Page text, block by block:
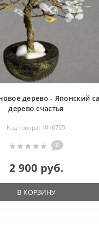
дерево - Японский
дерево счастья
Код товара: 1016705
0
2 900 руб.
В КОРЗИНУ